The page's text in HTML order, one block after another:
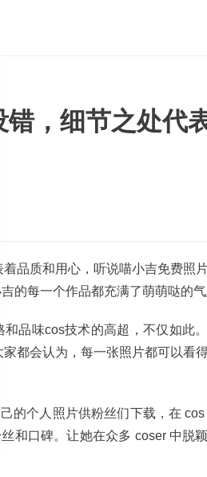
，细节之处代
品质和用心，听说喵小吉免费照
的每一个作品都充满了萌萌哒的气
品味cos技术的高超，不仅如此
都会认为，每一张照片都可以看
的个人照片供粉丝们下载，在 cos
和口碑。让她在众多 coser 中脱颖